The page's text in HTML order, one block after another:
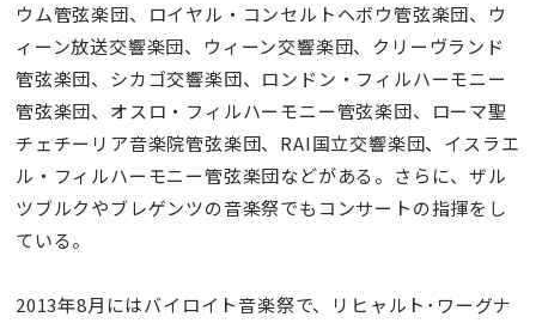
ウム管弦楽団、ロイヤル・コンセルトヘボウ管弦楽団、ウ
ィーン放送交響楽団、ウィーン交響楽団、クリーヴランド
管弦楽団、シカゴ交響楽団、ロンドン・フィルハーモニー
管弦楽団、オスロ・フィルハーモニー管弦楽団、ローマ聖
チェチーリア音楽院管弦楽団、RAI国立交響楽団、イスラエ
ル・フィルハーモニー管弦楽団などがある。さらに、ザル
ツブルクやブレゲンツの音楽祭でもコンサートの指揮をし
ている。
2013年8月にはバイロイト音楽祭で、リヒャルト･ワーグナ